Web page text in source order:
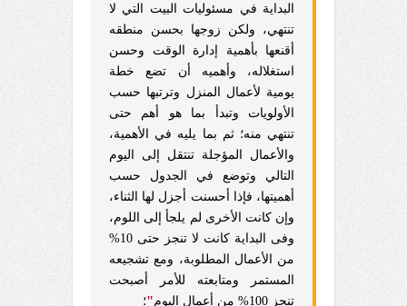
البداية في مسئوليات البيت التي لا
تنتهي، ولكن زوجها بحسن منطقه
أقنعها بأهمية إدارة الوقت وحسن
استغلاله، وأهميه أن تضع خطة
يومية لأعمال المنزل وترتبها حسب
الأولويات وتبدأ بما هو أهم حتى
تنتهي منه؛ ثم بما يليه في الأهمية،
والأعمال المؤجلة تنتقل إلى اليوم
التالي وتوضع في الجدول حسب
أهميتها، فإذا أحسنت أجزل لها الثناء،
وإن كانت الأخرى لم يلجأ إلى اللوم،
وفى البداية كانت لا تنجز حتى 10%
من الأعمال المطلوبة، ومع تشجيعه
المستمر ومتابعته للأمر أصبحت
تنجز 100% من أعمال اليوم
"؛